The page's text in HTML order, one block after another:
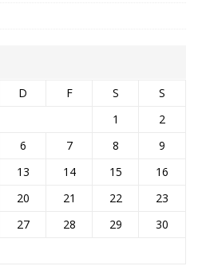
D F S
S
1
2
6 7 8
9
13 14 15
16
20 21 22
23
27 28 29
30